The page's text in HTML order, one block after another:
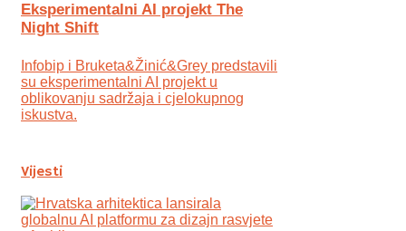
Eksperimentalni AI projekt The
Night Shift
Infobip i Bruketa&Žinić&Grey predstavili
su eksperimentalni AI projekt u
oblikovanju sadržaja i cjelokupnog
iskustva.
Vijesti